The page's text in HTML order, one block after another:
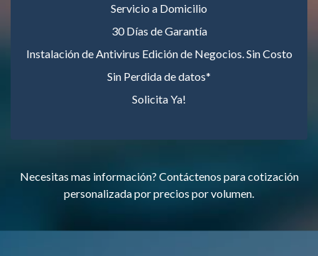
Servicio a Domicilio
30 Días de Garantía
Instalación de Antivirus Edición de Negocios. Sin Costo
Sin Perdida de datos*
Solicita Ya!
Necesitas mas información? Contáctenos para cotización
personalizada por precios por volumen.